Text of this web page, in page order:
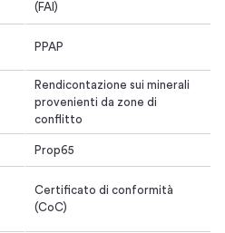
(FAI)
PPAP
Rendicontazione sui minerali
provenienti da zone di
conflitto
Prop65
Certificato di conformità
(CoC)